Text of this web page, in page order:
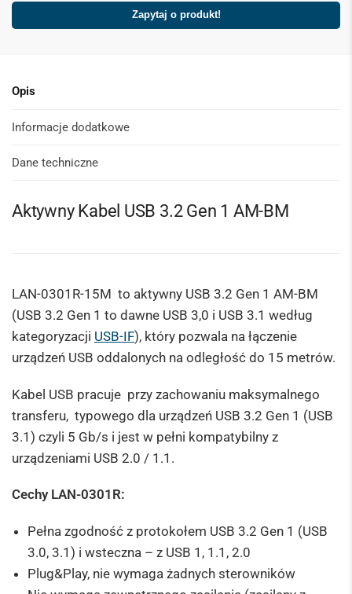
s
Opis
Informacje dodatkowe
Dane techniczne
Aktywny Kabel USB 3.2 Gen 1 AM-BM
LAN-0301R-15M to aktywny USB 3.2 Gen 1 AM-BM
(USB 3.2 Gen 1 to dawne USB 3,0 i USB 3.1 według
kategoryzacji USB-IF), który pozwala na łączenie
urządzeń USB oddalonych na odległość do 15 metrów.
Kabel USB pracuje przy zachowaniu maksymalnego
transferu, typowego dla urządzeń USB 3.2 Gen 1 (USB
3.1) czyli 5 Gb/s i jest w pełni kompatybilny z
urządzeniami USB 2.0 / 1.1.
Cechy LAN-0301R:
Pełna zgodność z protokołem USB 3.2 Gen 1 (USB
3.0, 3.1) i wsteczna – z USB 1, 1.1, 2.0
Plug&Play, nie wymaga żadnych sterowników